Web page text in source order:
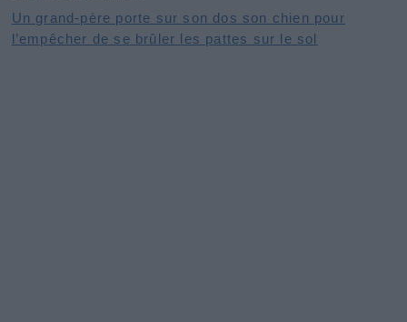
Un grand-père porte sur son dos son chien pour
l’empêcher de se brûler les pattes sur le sol